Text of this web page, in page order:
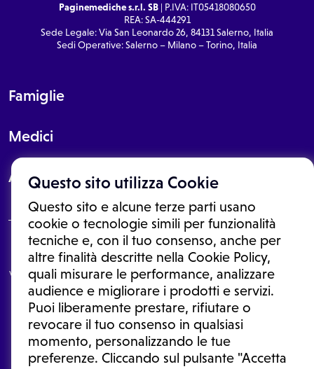
Questo sito utilizza Cookie
Questo sito e alcune terze parti usano
cookie o tecnologie simili per funzionalità
tecniche e, con il tuo consenso, anche per
altre finalità descritte nella Cookie Policy,
quali misurare le performance, analizzare
audience e migliorare i prodotti e servizi.
Puoi liberamente prestare, rifiutare o
revocare il tuo consenso in qualsiasi
momento, personalizzando le tue
preferenze. Cliccando sul pulsante "Accetta
Paginemediche s.r.l. SB| P.IVA: IT05418080650
REA: SA-444291
Sede Legale: Via San Leonardo 26, 84131 Salerno, Italia
Sedi Operative: Salerno – Milano – Torino, Italia
Famiglie
Medici
About
Le informazioni proposte in questo sito non sono un consulto medico.
In nessun caso, queste informazioni sostituiscono un consulto, una
visita o una diagnosi formulata dal medico. Non si devono considerare
le informazioni disponibili come suggerimenti per la formulazione di
una diagnosi, la determinazione di un trattamento o l'assunzione o
sospensione di un farmaco senza prima consultare un medico di
medicina generale o uno specialista.
Condizioni di utilizzo|Privacy Policy |Gestione cookie
Ⓒ 2026 | Tutti i diritti riservati.